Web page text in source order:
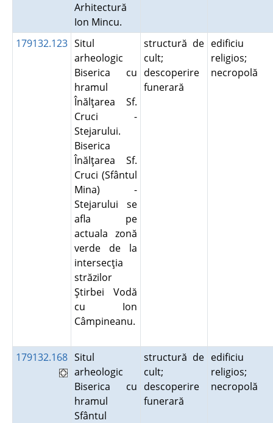
Arhitectură
Ion Mincu.
179132.123 Situl
arheologic
Biserica cu
hramul
Înălţarea Sf.
Cruci -
Stejarului.
Biserica
Înălţarea Sf.
Cruci (Sfântul
Mina) -
Stejarului se
afla pe
actuala zonă
verde de la
intersecţia
străzilor
Ştirbei Vodă
cu Ion
Câmpineanu.
structură de
cult;
descoperire
funerară
edificiu
religios;
necropolă
179132.168 Situl
arheologic
Biserica cu
hramul
Sfântul
structură de
cult;
descoperire
funerară
edificiu
religios;
necropolă